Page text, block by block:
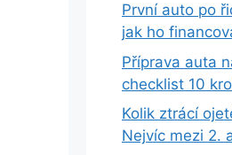
První auto po
jak ho
Příprava auta
checklist 10
Kolik ztrácí
Nejvíc mezi 2.